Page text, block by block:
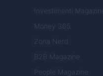
Investimenti Magazine
Money 365
Zona Nerd
B2B Magazine
People Magazine